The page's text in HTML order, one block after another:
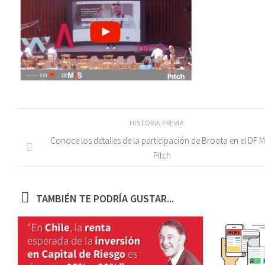
HISTORIA PREVIA
Conoce los detalles de la participación de Broota en el DF
Pitch
TAMBIÉN TE PODRÍA GUSTAR...